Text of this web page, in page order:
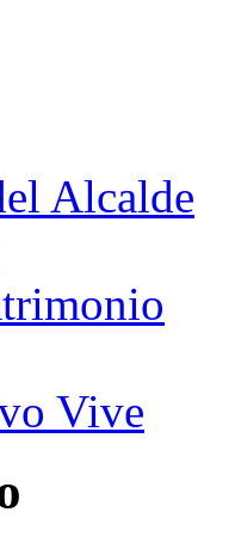
Alcalde
Vive